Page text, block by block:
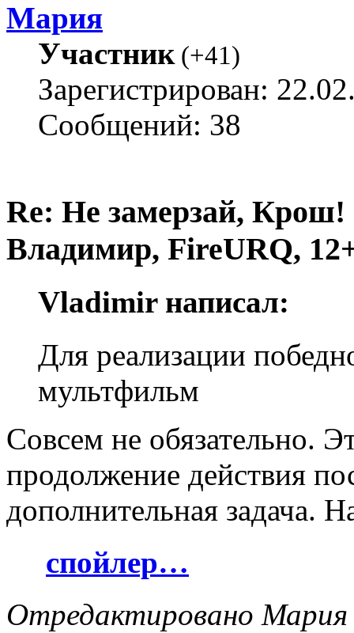
Мария
Участник(+41)
Зарегистрирован:
Сообщений: 38
Re: Не замерзай,
Владимир, FireURQ,
Vladimir написал:
Для реализации
мультфильм
Совсем не обязательно.
продолжение действия
дополнительная задача.
спойлер…
Отредактировано